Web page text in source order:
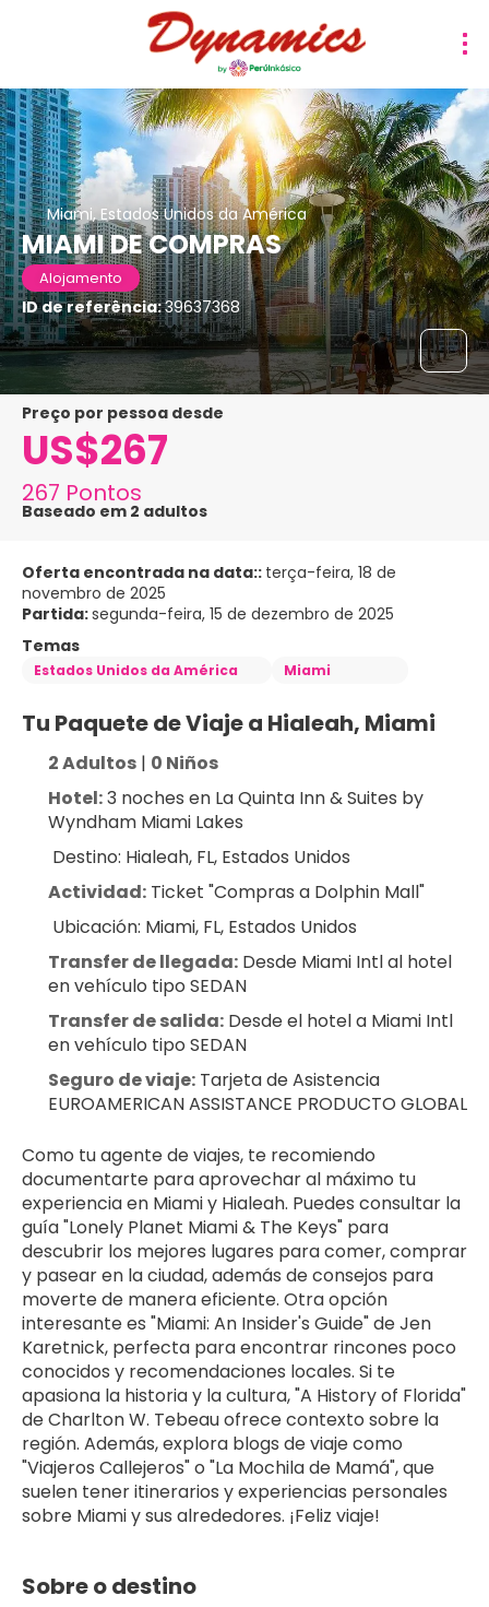
Miami, Estados Unidos da América
MIAMI DE COMPRAS
Alojamento
ID de referência:39637368
preço por pessoa desde
US$267
267 Pontos
Baseado em 2 adultos
Oferta encontrada na data:: terça-feira, 18 de
novembro de 2025
Partida:segunda-feira, 15 de dezembro de 2025
Temas
Estados Unidos da América Miami
Tu Paquete de Viaje a Hialeah, Miami
2 Adultos | 0 Niños
Hotel: 3 noches en La Quinta Inn & Suites by
Wyndham Miami Lakes
Destino: Hialeah, FL, Estados Unidos
Actividad: Ticket "Compras a Dolphin Mall"
Ubicación: Miami, FL, Estados Unidos
Transfer de llegada: Desde Miami Intl al hotel
en vehículo tipo SEDAN
Transfer de salida: Desde el hotel a Miami Intl
en vehículo tipo SEDAN
Seguro de viaje: Tarjeta de Asistencia
EUROAMERICAN ASSISTANCE PRODUCTO GLOBAL
Como tu agente de viajes, te recomiendo
documentarte para aprovechar al máximo tu
experiencia en Miami y Hialeah. Puedes consultar la
guía "Lonely Planet Miami & The Keys" para
descubrir los mejores lugares para comer, comprar
y pasear en la ciudad, además de consejos para
moverte de manera eficiente. Otra opción
interesante es "Miami: An Insider's Guide" de Jen
Karetnick, perfecta para encontrar rincones poco
conocidos y recomendaciones locales. Si te
apasiona la historia y la cultura, "A History of Florida"
de Charlton W. Tebeau ofrece contexto sobre la
región. Además, explora blogs de viaje como
"Viajeros Callejeros" o "La Mochila de Mamá", que
suelen tener itinerarios y experiencias personales
sobre Miami y sus alrededores. ¡Feliz viaje!
Sobre o destino